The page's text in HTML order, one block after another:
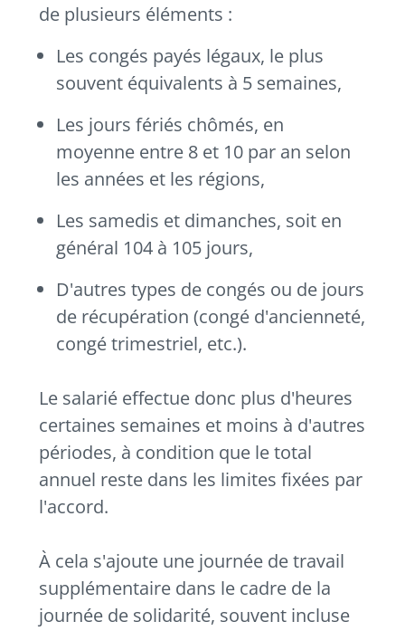
de plusieurs éléments :
Les congés payés légaux, le plus
souvent équivalents à 5 semaines,
Les jours fériés chômés, en
moyenne entre 8 et 10 par an selon
les années et les régions,
Les samedis et dimanches, soit en
général 104 à 105 jours,
D'autres types de congés ou de jours
de récupération (congé d'ancienneté,
congé trimestriel, etc.).
Le salarié effectue donc plus d'heures
certaines semaines et moins à d'autres
périodes, à condition que le total
annuel reste dans les limites fixées par
l'accord.
À cela s'ajoute une journée de travail
supplémentaire dans le cadre de la
journée de solidarité, souvent incluse